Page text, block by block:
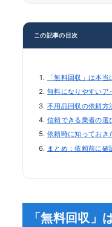
この記事の目次
「無料回収」は本
無料になりやすいア
不用品回収の依頼方
信頼できる業者の選
依頼時に知っておき
まとめ：依頼前に確
「無料回収」